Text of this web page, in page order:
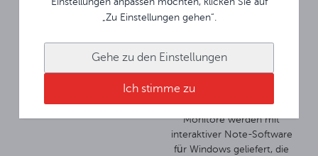
„Zu Einstellungen gehen“.
Gehe zu den Einstellungen
Ich stimme zu
einem Code. Beide
Geräte und die darauf
verfügbaren Daten vor
unbefugter Nutzung.
Avtek TouchScreen-
Monitore werden mit
interaktiver Note-Software
für Windows geliefert, die